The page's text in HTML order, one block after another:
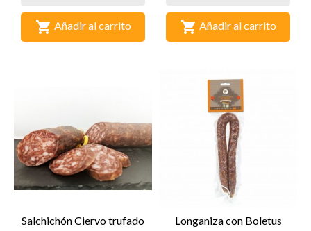
 Añadir al carrito  Añadir al carrito
Salchichón Ciervo trufado Longaniza con Boletus